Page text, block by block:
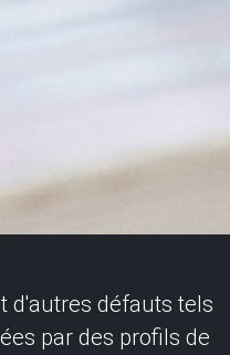
d'autres défauts tels
par des profils de